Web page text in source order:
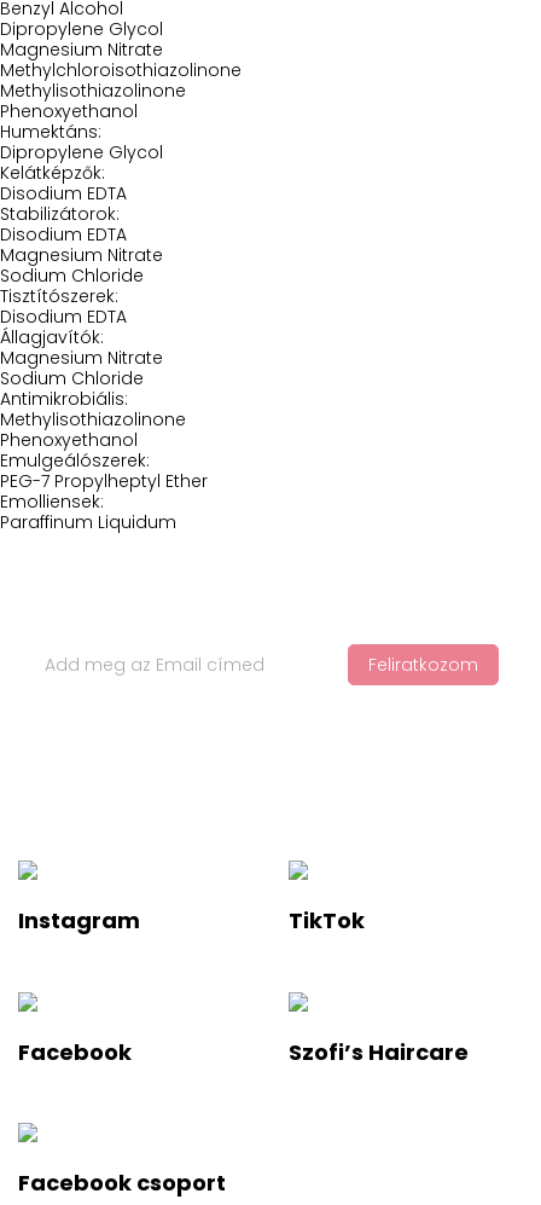
Benzyl Alcohol
Dipropylene Glycol
Magnesium Nitrate
Methylchloroisothiazolinone
Methylisothiazolinone
Phenoxyethanol
Humektáns:
Dipropylene Glycol
Kelátképzők:
Disodium EDTA
Stabilizátorok:
Disodium EDTA
Magnesium Nitrate
Sodium Chloride
Tisztítószerek:
Disodium EDTA
Állagjavítók:
Magnesium Nitrate
Sodium Chloride
Antimikrobiális:
Methylisothiazolinone
Phenoxyethanol
Emulgeálószerek:
PEG-7 Propylheptyl Ether
Emolliensek:
Paraffinum Liquidum
Feliratkozom
Instagram TikTok
Facebook Szofi’s Haircare
Facebook csoport